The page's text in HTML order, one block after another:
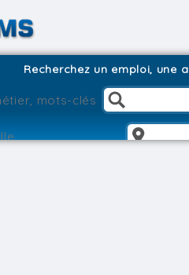
Recherchez un emploi, une